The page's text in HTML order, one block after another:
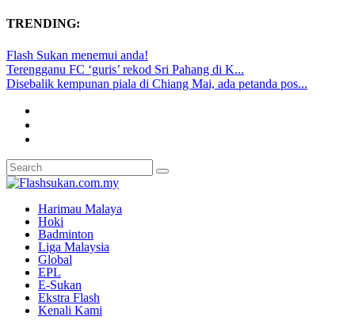
TRENDING:
Flash Sukan menemui anda!
Terengganu FC ‘guris’ rekod Sri Pahang di K...
Disebalik kempunan piala di Chiang Mai, ada petanda pos...
Harimau Malaya
Hoki
Badminton
Liga Malaysia
Global
EPL
E-Sukan
Ekstra Flash
Kenali Kami